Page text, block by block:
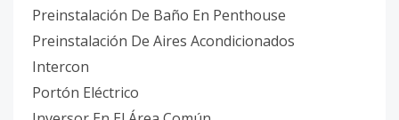
Preinstalación De Baño En Penthouse
Preinstalación De Aires Acondicionados
Intercon
Portón Eléctrico